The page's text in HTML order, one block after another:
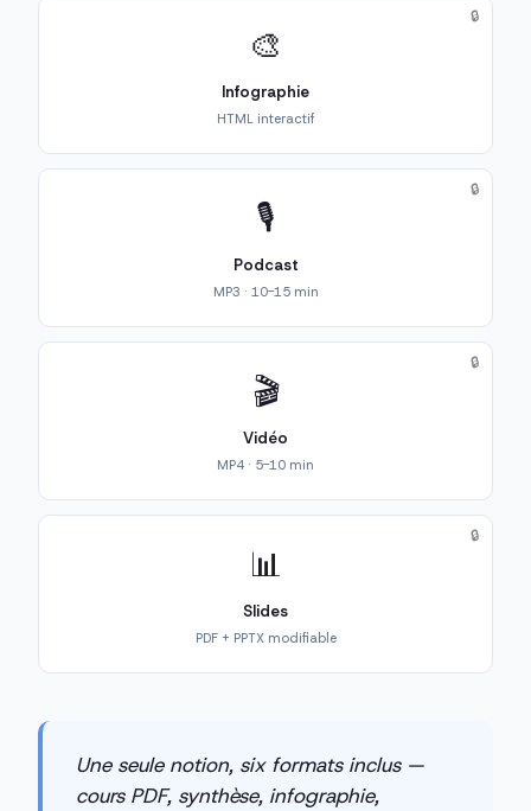
🎨
Infographie
HTML interactif
🔒
🎙️
Podcast
MP3 · 10-15 min
🔒
🎬
Vidéo
MP4 · 5-10 min
🔒
📊
Slides
PDF + PPTX modifiable
🔒
Une seule notion, six formats inclus —
cours PDF, synthèse, infographie,